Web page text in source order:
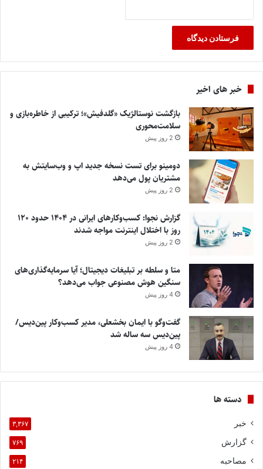
خبر های اخیر
بازگشت نوستالژیک «گلدفیش»؛ ترکیبی از خاطره‌بازی و
سلامت‌محوری
2 روز پیش
دومینو برای تست نسخه جدید اپ و وب‌سایتش به
مشتریان پول می‌دهد
2 روز پیش
گزارش نجوا: کسب‌وکارهای ایرانی در ۱۴۰۴ حدود ۱۲۰
روز با اختلال اینترنت مواجه شدند
2 روز پیش
متا و سلطه بر تبلیغات دیجیتال؛ آیا سرمایه‌گذاری‌های
سنگین هوش مصنوعی جواب می‌دهد؟
4 روز پیش
گفت‌وگو با ایمان بخشعلی، مدیر کسب‌وکار پین‌دیس/
پین‌دیس سه ساله شد
4 روز پیش
دسته ها
خبر ۳,۳۶۷
گزارش ۷۶۹
مصاحبه ۲۱۴